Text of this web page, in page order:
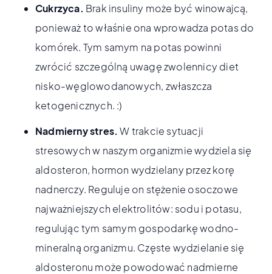
Cukrzyca. Brak insuliny może być winowajcą,
ponieważ to właśnie ona wprowadza potas do
komórek. Tym samym na potas powinni
zwrócić szczególną uwagę zwolennicy diet
nisko-węglowodanowych, zwłaszcza
ketogenicznych. :)
Nadmierny stres. W trakcie sytuacji
stresowych w naszym organizmie wydziela się
aldosteron, hormon wydzielany przez korę
nadnerczy. Reguluje on stężenie osoczowe
najważniejszych elektrolitów: sodu i potasu,
regulując tym samym gospodarkę wodno-
mineralną organizmu. Częste wydzielanie się
aldosteronu może powodować nadmierne